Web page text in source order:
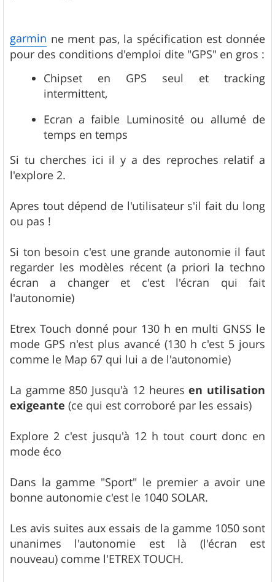
garmin ne ment pas, la spécification est donnée
pour des conditions d'emploi dite "GPS" en gros :
Chipset en GPS seul et tracking
intermittent,
Ecran a faible Luminosité ou allumé de
temps en temps
Si tu cherches ici il y a des reproches relatif a
l'explore 2.
Apres tout dépend de l'utilisateur s'il fait du long
ou pas !
Si ton besoin c'est une grande autonomie il faut
regarder les modèles récent (a priori la techno
écran a changer et c'est l'écran qui fait
l'autonomie)
Etrex Touch donné pour 130 h en multi GNSS le
mode GPS n'est plus avancé (130 h c'est 5 jours
comme le Map 67 qui lui a de l'autonomie)
La gamme 850 Jusqu'à 12 heuresen utilisation
exigeante (ce qui est corroboré par les essais)
Explore 2 c'est jusqu'à 12 h tout court donc en
mode éco
Dans la gamme "Sport" le premier a avoir une
bonne autonomie c'est le 1040 SOLAR.
Les avis suites aux essais de la gamme 1050 sont
unanimes l'autonomie est là (l'écran est
nouveau) comme l'ETREX TOUCH.